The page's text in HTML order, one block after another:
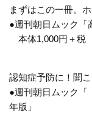
まずはこの一冊。
●週刊朝日ムック「
本体1,000円＋税
認知症予防に！聞
●週刊朝日ムック「
年版」